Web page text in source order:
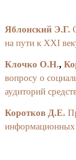
Яблонский Э.Г.
на пути к XXI
Клочко О.Н.,
вопросу о
аудиторий
Коротков Д.Е.
информационных